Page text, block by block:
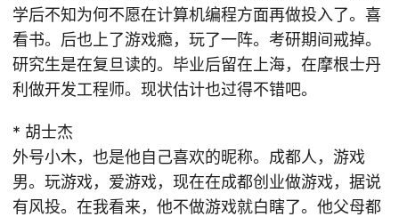
学后不知为何不愿在计算机编程方面再做投入了。喜
看书。后也上了游戏瘾，玩了一阵。考研期间戒掉。
研究生是在复旦读的。毕业后留在上海，在摩根士丹
利做开发工程师。现状估计也过得不错吧。
* 胡士杰
外号小木，也是他自己喜欢的昵称。成都人，游戏
男。玩游戏，爱游戏，现在在成都创业做游戏，据说
有风投。在我看来，他不做游戏就白瞎了。他父母都